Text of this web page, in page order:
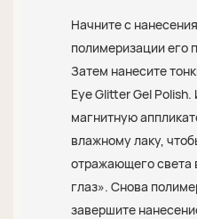
Начните с
полимеризации его
Затем нанесите
Eye Glitter Gel
магнитную
влажному лаку,
отражающего света
глаз». Снова
завершите